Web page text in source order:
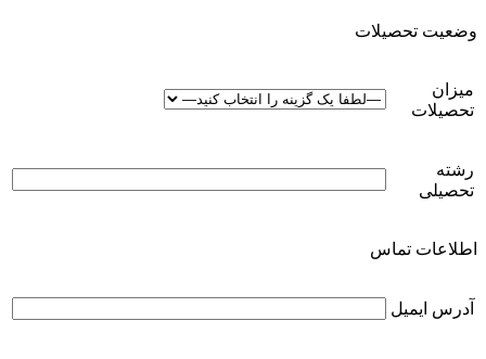
وضعیت تحصیلات
میزان
تحصیلات
رشته
تحصیلی
اطلاعات تماس
آدرس ایمیل